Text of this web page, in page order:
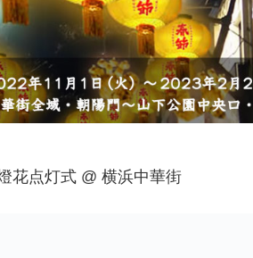
花点灯式 @ 横浜中華街